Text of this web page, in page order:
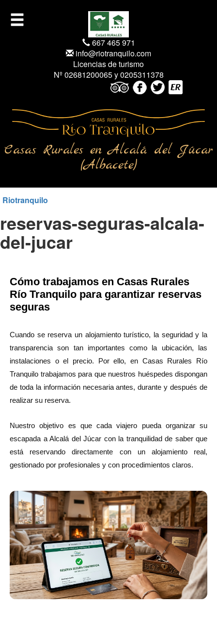
667 465 971
info@riotranquilo.com
Licencias de turismo
Nº 02681200065 y 0205311378
Casas Rurales en Alcalá del Júcar
(Albacete)
Riotranquilo
reservas-seguras-alcala-
del-jucar
Cómo trabajamos en Casas Rurales
Río Tranquilo para garantizar reservas
seguras
Cuando se reserva un alojamiento turístico, la seguridad y la
transparencia son tan importantes como la ubicación, las
instalaciones o el precio. Por ello, en Casas Rurales Río
Tranquilo trabajamos para que nuestros huéspedes dispongan
de toda la información necesaria antes, durante y después de
realizar su reserva.
Nuestro objetivo es que cada viajero pueda organizar su
escapada a Alcalá del Júcar con la tranquilidad de saber que
está reservando directamente con un alojamiento real,
gestionado por profesionales y con procedimientos claros.